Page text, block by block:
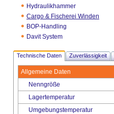
Hydraulikhammer
Cargo & Fischerei Winden
BOP-Handling
Davit System
Technische Daten Zuverlässigkeit
Allgemeine Daten
Nenngröße
Lagertemperatur
Umgebungstemperatur